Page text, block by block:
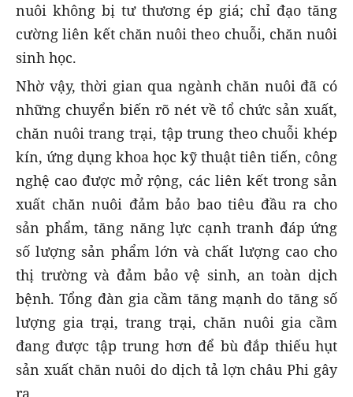
nuôi không bị tư thương ép giá; chỉ đạo tăng
cường liên kết chăn nuôi theo chuỗi, chăn nuôi
sinh học.
Nhờ vậy, thời gian qua ngành chăn nuôi đã có
những chuyển biến rõ nét về tổ chức sản xuất,
chăn nuôi trang trại, tập trung theo chuỗi khép
kín, ứng dụng khoa học kỹ thuật tiên tiến, công
nghệ cao được mở rộng, các liên kết trong sản
xuất chăn nuôi đảm bảo bao tiêu đầu ra cho
sản phẩm, tăng năng lực cạnh tranh đáp ứng
số lượng sản phẩm lớn và chất lượng cao cho
thị trường và đảm bảo vệ sinh, an toàn dịch
bệnh. Tổng đàn gia cầm tăng mạnh do tăng số
lượng gia trại, trang trại, chăn nuôi gia cầm
đang được tập trung hơn để bù đắp thiếu hụt
sản xuất chăn nuôi do dịch tả lợn châu Phi gây